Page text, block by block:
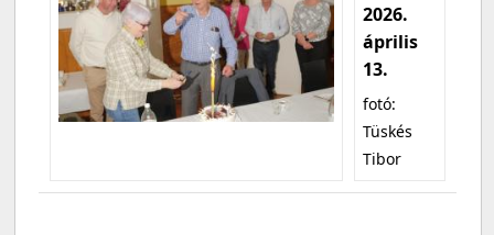
2026.
április
13.
fotó:
Tüskés
Tibor